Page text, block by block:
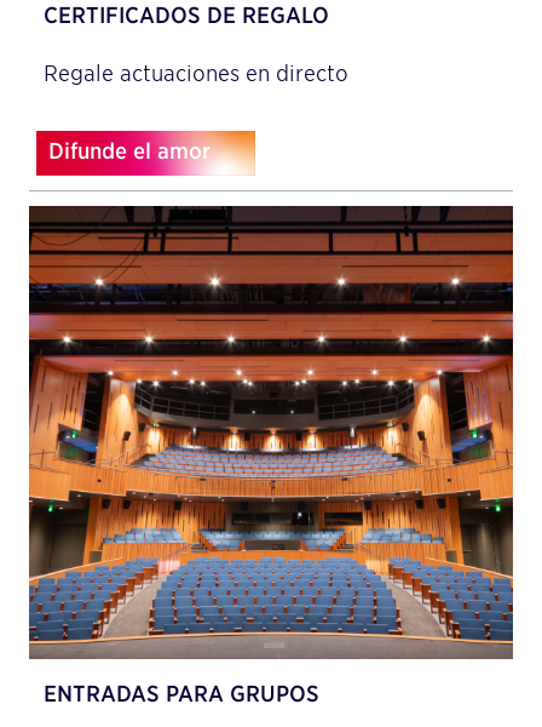
CERTIFICADOS DE REGALO
Regale actuaciones en directo
Difunde el amor
Difunde el amor
ENTRADAS PARA GRUPOS